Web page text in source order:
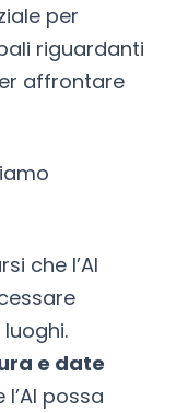
per
riguardanti
affrontare
che l’AI
e date
possa